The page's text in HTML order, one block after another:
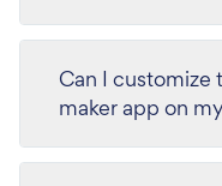
Can I customize
maker app on